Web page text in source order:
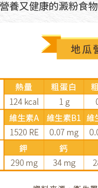
養又健康的澱粉食物